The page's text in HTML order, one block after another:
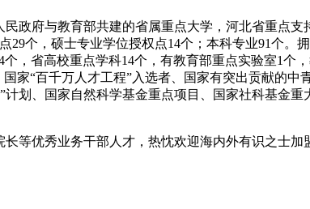
政府与教育部共建的省属重点大学，河北省重点
个，硕士专业学位授权点14个；本科专业91个。
，省高校重点学科14个，有教育部重点实验室1个
家“百千万人才工程”入选者、国家有突出贡献的
划、国家自然科学基金重点项目、国家社科基金
等优秀业务干部人才，热忱欢迎海内外有识之士加